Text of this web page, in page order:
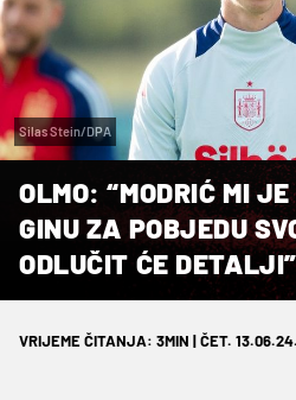
Silas Stein/DPA
OLMO: “MODRIĆ MI
GINU ZA POBJEDU
ODLUČIT ĆE DETALJI”
VRIJEME ČITANJA: 3MIN | ČET.